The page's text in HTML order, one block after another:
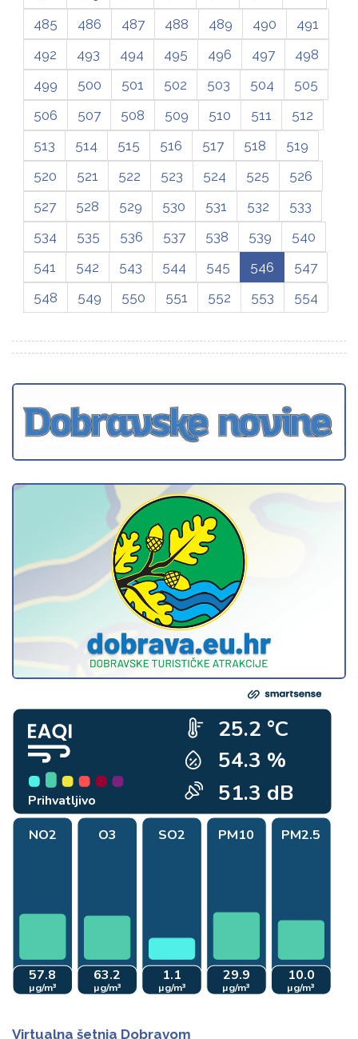
Virtualna šetnja Dobravom
485
486 487 488 489 490
491
492
493 494 495 496 497
498
499
500 501 502 503 504
505
506
507 508 509 510 511
512
513
514 515 516 517 518
519
520
521 522 523 524 525
526
527
528 529 530 531 532
533
534
535 536 537 538 539
540
541
542 543 544 545 546
547
548
549 550 551 552 553 554